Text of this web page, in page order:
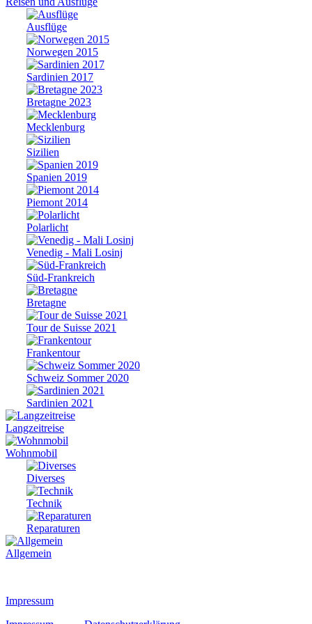
Ausflüge
Norwegen 2015
Sardinien 2017
Bretagne 2023
Mecklenburg
Sizilien
Spanien 2019
Piemont 2014
Polarlicht
Venedig - Mali Losinj
Süd-Frankreich
Bretagne
Tour de Suisse 2021
Frankentour
Schweiz Sommer 2020
Sardinien 2021
Langzeitreise
Wohnmobil
Diverses
Technik
Reparaturen
Allgemein
Impressum